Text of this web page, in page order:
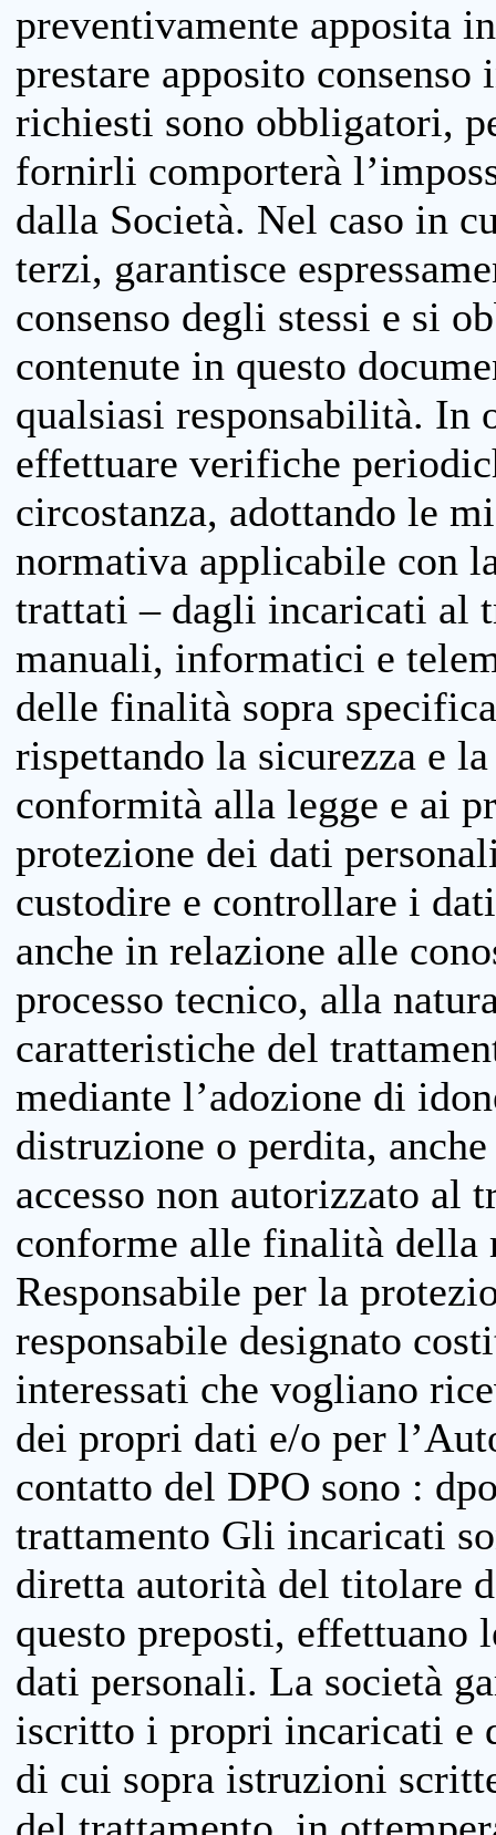
preventivamente apposita
prestare apposito
richiesti sono obbligatori,
fornirli comporterà
dalla Società. Nel caso in
terzi, garantisce
consenso degli stessi e si
contenute in questo
qualsiasi responsabilità. In
effettuare verifiche
circostanza, adottando le
normativa applicabile con
trattati – dagli incaricati al
manuali, informatici e
delle finalità sopra
rispettando la sicurezza e
conformità alla legge e ai
protezione dei dati
custodire e controllare i
anche in relazione alle
processo tecnico, alla
caratteristiche del
mediante l’adozione di
distruzione o perdita,
accesso non autorizzato al
conforme alle finalità della
Responsabile per la
responsabile designato
interessati che vogliano
dei propri dati e/o per
contatto del DPO sono :
trattamento Gli incaricati
diretta autorità del titolare
questo preposti, effettuano
dati personali. La società
iscritto i propri incaricati e
di cui sopra istruzioni